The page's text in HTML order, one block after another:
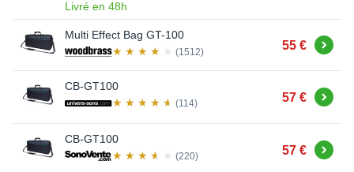
Livré en 48h
Multi Effect Bag GT-100
(1512) 55 € Acheter
CB-GT100
(114) 57 € Acheter
CB-GT100
(220) 57 € Acheter